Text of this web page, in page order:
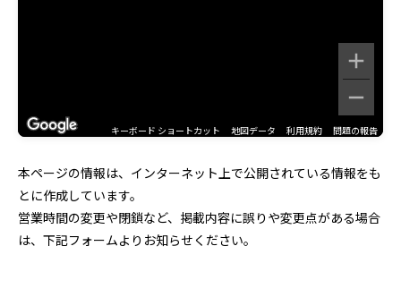
キーボード ショートカット 地図データ 利用規約 問題の報告
本ページの情報は、インターネット上で公開されている情報をも
とに作成しています。
営業時間の変更や閉鎖など、掲載内容に誤りや変更点がある場合
は、下記フォームよりお知らせください。